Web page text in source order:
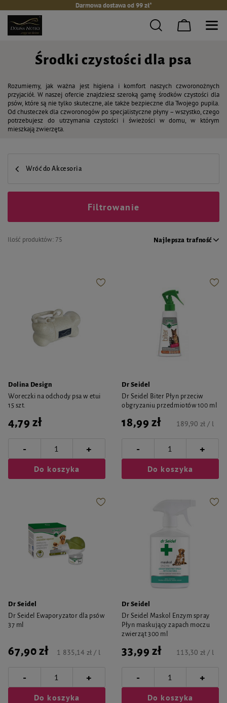
Darmowa dostawa od 99 zł*
Środki czystości dla psa
Rozumiemy, jak ważna jest higiena i komfort naszych czworonożnych
przyjaciół. W naszej ofercie znajdziesz szeroką gamę środków czystości dla
psów, które są nie tylko skuteczne, ale także bezpieczne dla Twojego pupila.
Od chusteczek dla czworonogów po specjalistyczne płyny – wszystko, czego
potrzebujesz do utrzymania czystości i świeżości w domu, w którym
mieszkają zwierzęta.
Wróć do Akcesoria
Ilość produktów: 75 Najlepsza trafność
Filtrowanie
Dolina Design
Woreczki na odchody psa w etui
15 szt.
4,79 zł
- +
Do koszyka
Dr Seidel
Dr Seidel Biter Płyn przeciw
obgryzaniu przedmiotów 100 ml
18,99 zł 189,90 zł / l
- +
Do koszyka
Dr Seidel
Dr Seidel Ewaporyzator dla psów
37 ml
67,90 zł 1 835,14 zł / l
- +
Do koszyka
Dr Seidel
Dr Seidel Maskol Enzym spray
Płyn maskujący zapach moczu
zwierząt 300 ml
33,99 zł 113,30 zł / l
- +
Do koszyka